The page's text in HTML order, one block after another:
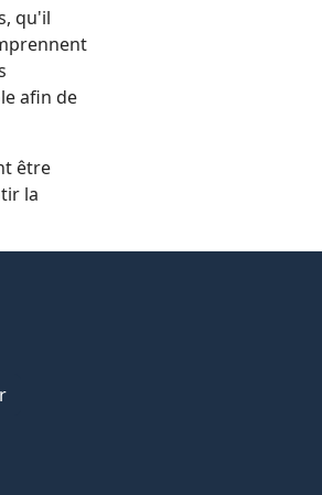
qu'il
afin de
être
la